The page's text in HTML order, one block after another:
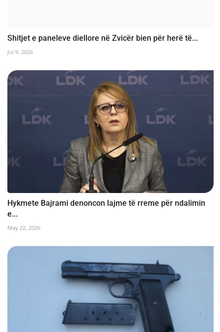
Shitjet e paneleve diellore në Zvicër bien për herë të...
Jul 9, 2026
Hykmete Bajrami denoncon lajme të rreme për ndalimin
e...
May 22, 2026